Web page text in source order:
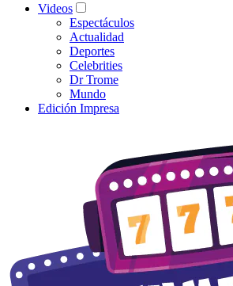
Videos
Espectáculos
Actualidad
Deportes
Celebrities
Dr Trome
Mundo
Edición Impresa